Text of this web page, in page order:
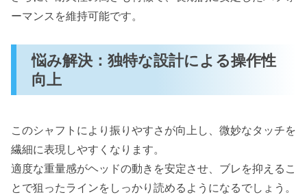
ーマンスを維持可能です。
悩み解決：独特な設計による操作性
向上
このシャフトにより振りやすさが向上し、微妙なタッチを
繊細に表現しやすくなります。
適度な重量感がヘッドの動きを安定させ、ブレを抑えるこ
とで狙ったラインをしっかり読めるようになるでしょう。